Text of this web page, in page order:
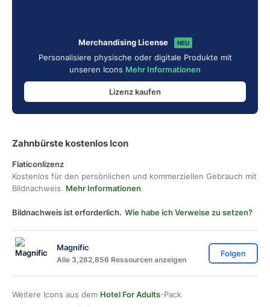
Merchandising License NEU
Personalisiere physische oder digitale Produkte mit
unseren Icons Mehr Informationen
Lizenz kaufen
Zahnbürste kostenlos Icon
Flaticonlizenz
Kostenlos für den persönlichen und kommerziellen Gebrauch mit
Bildnachweis. Mehr Informationen
Bildnachweis ist erforderlich. Wie habe ich Verweise zu setzen?
Magnific
Alle 3,282,856 Ressourcen anzeigen
Folgen
Weitere Icons aus dem Hotel For Adults-Pack